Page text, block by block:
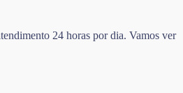
24 horas por dia. Vamos ver